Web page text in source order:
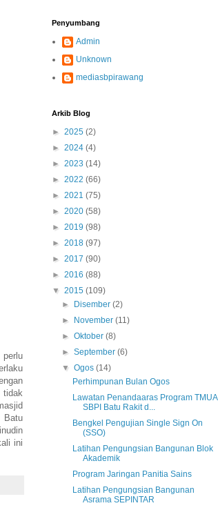
perlu
tidak
Batu
ini
Penyumbang
Admin
Unknown
mediasbpirawang
Arkib Blog
► 2025 (2)
► 2024 (4)
► 2023 (14)
► 2022 (66)
► 2021 (75)
► 2020 (58)
► 2019 (98)
► 2018 (97)
► 2017 (90)
► 2016 (88)
▼ 2015 (109)
►
Disember(2)
►
November(11)
►Oktober(8)
►September(6)
▼Ogos(14)
Perhimpunan Bulan Ogos
Lawatan Penandaaras Program TMUA
SBPI Batu Rakit d...
Bengkel Pengujian Single Sign On
(SSO)
Latihan Pengungsian Bangunan Blok
Akademik
Program Jaringan Panitia Sains
Latihan Pengungsian Bangunan
Asrama SEPINTAR